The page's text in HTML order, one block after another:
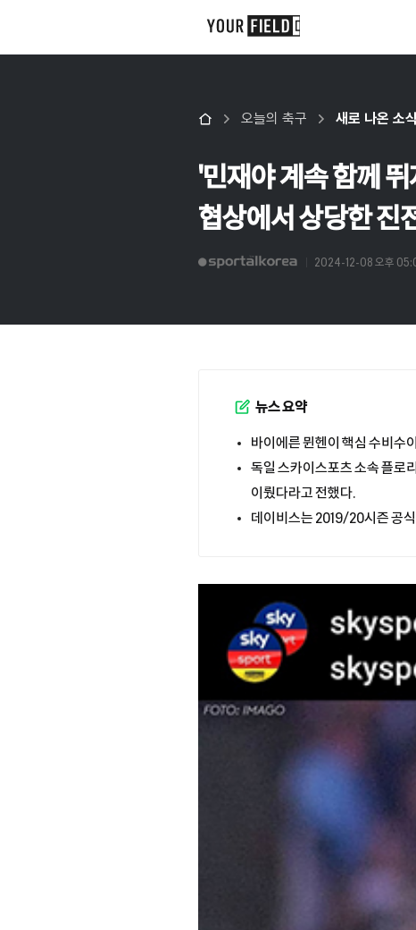
오늘의 축구 새로 나온 소식
'민재야 계속 함께
협상에서 상당한 진
2024-12-08 오후
뉴스 요약
바이에른 뮌헨이 핵심 수비수
독일 스카이스포츠 소속 플로
이뤘다라고 전했다.
데이비스는 2019/20시즌 공